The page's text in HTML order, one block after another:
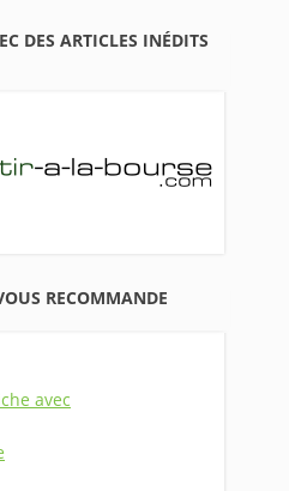
DES ARTICLES INÉDITS
RECOMMANDE
avec